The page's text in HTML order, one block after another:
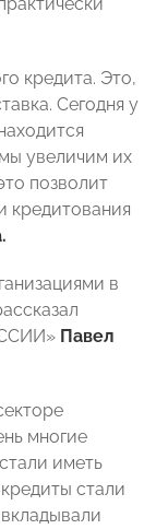
кредита. Это,
Сегодня у
увеличим их
позволит
кредитования
в
Павел
многие
иметь
стали